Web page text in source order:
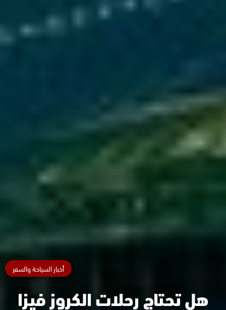
أخبار السياحة والسفر
هل تحتاج رحلات الكروز فيزا